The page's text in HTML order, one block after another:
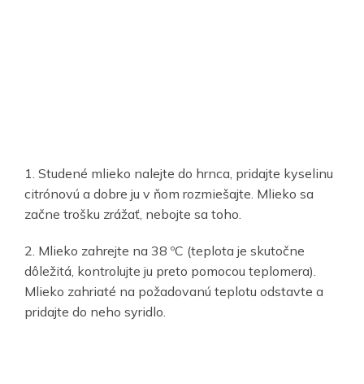
1. Studené mlieko nalejte do hrnca, pridajte kyselinu
citrónovú a dobre ju v ňom rozmiešajte. Mlieko sa
začne trošku zrážať, nebojte sa toho.
2. Mlieko zahrejte na 38 ºC (teplota je skutočne
dôležitá, kontrolujte ju preto pomocou teplomera).
Mlieko zahriaté na požadovanú teplotu odstavte a
pridajte do neho syridlo.